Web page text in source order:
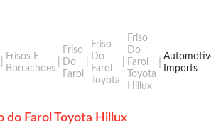
Frisos E
Borrachões
Friso
Do
Farol
Friso
Do
Farol
Toyota
Friso
Do
Farol
Toyota
Hillux
Imports
do Farol Toyota Hillux